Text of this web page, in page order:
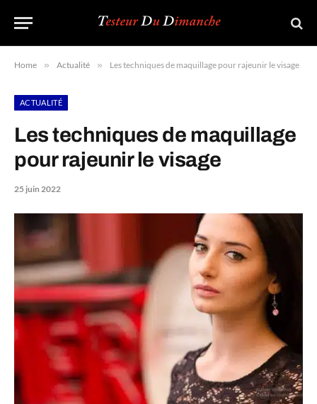
Home » Actualité » Les techniques de maquillage pour rajeunir le visage
ACTUALITÉ
Les techniques de maquillage
pour rajeunir le visage
25 juin 2022